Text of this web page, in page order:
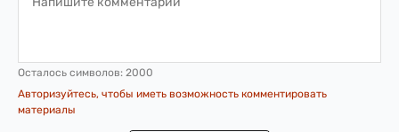
Осталось символов: 2000
Авторизуйтесь, чтобы иметь возможность комментировать
материалы